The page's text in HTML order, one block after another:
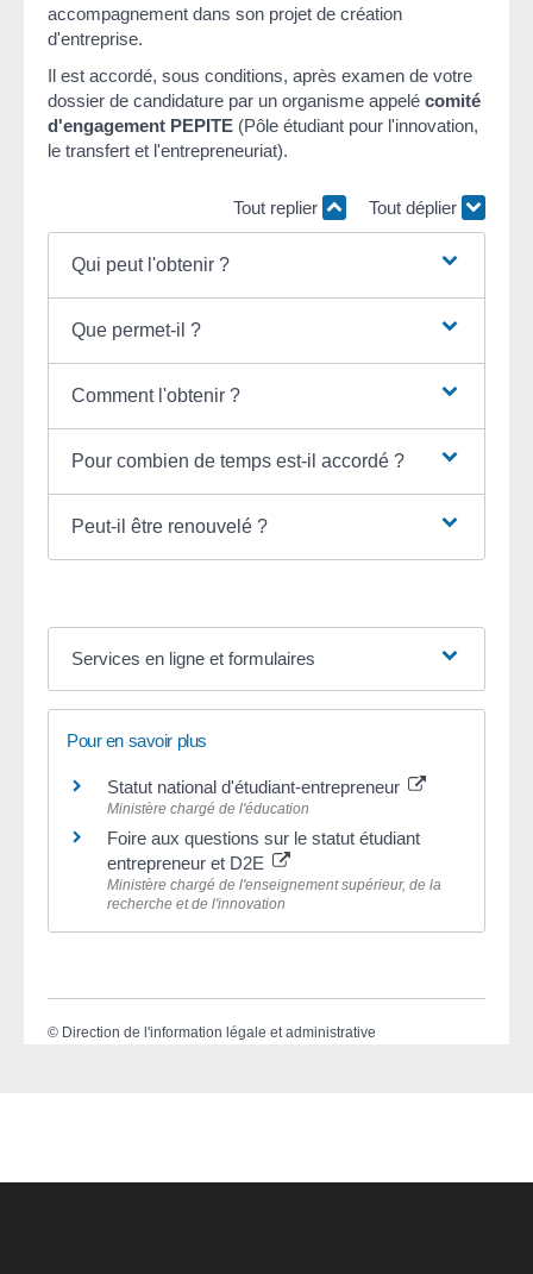
accompagnement dans son projet de création
d'entreprise.
Il est accordé, sous conditions, après examen de votre
dossier de candidature par un organisme appelé comité
d'engagement PEPITE (Pôle étudiant pour l'innovation,
le transfert et l'entrepreneuriat).
Tout replier Tout déplier
Qui peut l'obtenir ?
Que permet-il ?
Comment l'obtenir ?
Pour combien de temps est-il accordé ?
Peut-il être renouvelé ?
Services en ligne et formulaires
Pour en savoir plus
Statut national d'étudiant-entrepreneur
Ministère chargé de l'éducation
Foire aux questions sur le statut étudiant
entrepreneur et D2E
Ministère chargé de l'enseignement supérieur, de la
recherche et de l'innovation
© Direction de l'information légale et administrative